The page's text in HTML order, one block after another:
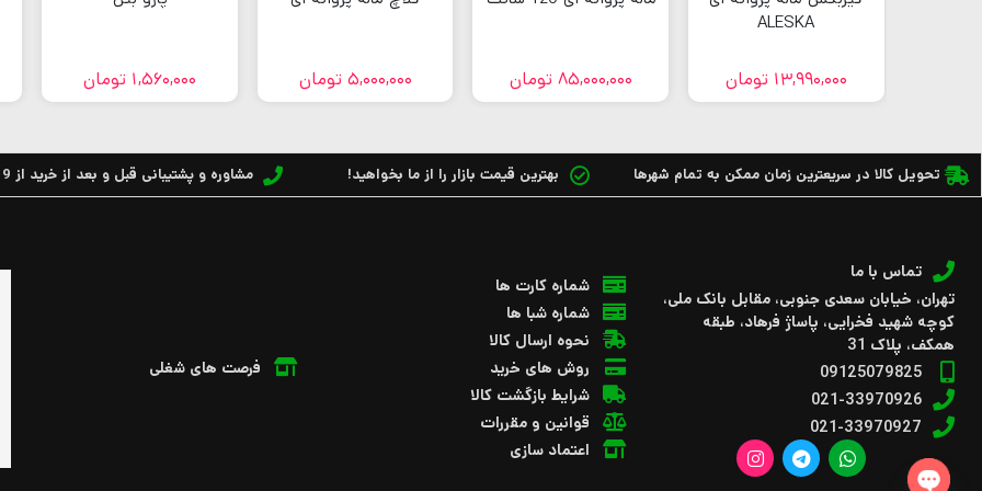
ALESKA
13,990,000 تومان 85,000,000 تومان 5,000,000 تومان 1,560,000 تومان
تحویل کالا در سریعترین زمان ممکن به تمام شهرها بهترین قیمت بازار را از ما بخواهید! مشاوره و پشتیبانی قبل و بعد از خرید از 9 الی 17
تماس با ما
تهران، خیابان سعدی جنوبی، مقابل بانک ملی،
کوچه شهید فخرایی، پاساژ فرهاد، طبقه
همکف، پلاک 31
09125079825
021-33970926
021-33970927
شماره کارت ها
شماره شبا ها
نحوه ارسال کالا
روش های خرید
شرایط بازگشت کالا
قوانین و مقررات
اعتماد سازی
فرصت های شغلی